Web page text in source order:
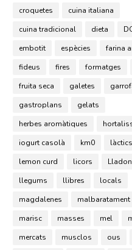
croquetes
cuina italiana
cuina tradicional
dieta
embotit
espècies
farina
fideus
fires formatges
fruita seca
galetes
gastroplans
gelats
herbes aromàtiques
iogurt casolà
km0
làctics
lemon curd
licors
llegums
llibres
locals
magdalenes
malbaratament
marisc
masses mel
mercats
musclos ous